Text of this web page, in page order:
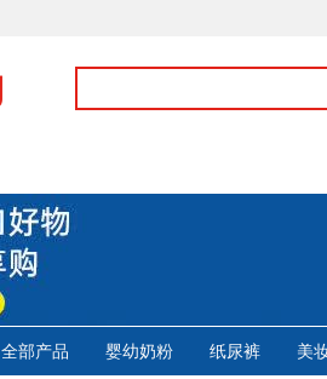
全部产品 婴幼奶粉 纸尿裤 美